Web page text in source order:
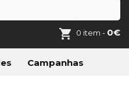
0 item - 0€
Campanhas